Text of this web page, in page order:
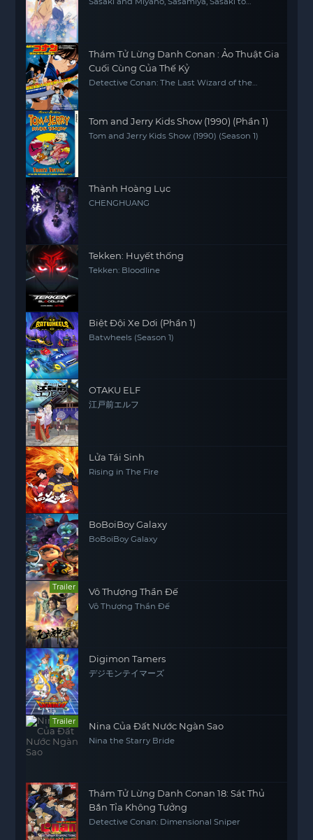
Thám Tử Lừng Danh Conan : Ảo Thuật Gia
Cuối Cùng Của Thế Kỷ
Detective Conan: The Last Wizard of the
Tom and Jerry Kids Show (1990) (Phần 1)
Tom and Jerry Kids Show (1990) (Season 1)
Thành Hoàng Lục
CHENGHUANG
Tekken: Huyết thống
Tekken: Bloodline
Biệt Đội Xe Dơi (Phần 1)
Batwheels (Season 1)
OTAKU ELF
江戸前エルフ
Lửa Tái Sinh
Rising in The Fire
BoBoiBoy Galaxy
BoBoiBoy Galaxy
Trailer Vô Thượng Thần Đế
Vô Thượng Thần Đế
Digimon Tamers
デジモンテイマーズ
Trailer Nina Của Đất Nước Ngàn Sao
Nina the Starry Bride
Thám Tử Lừng Danh Conan 18: Sát Thủ
Bắn Tỉa Không Tưởng
Detective Conan: Dimensional Sniper